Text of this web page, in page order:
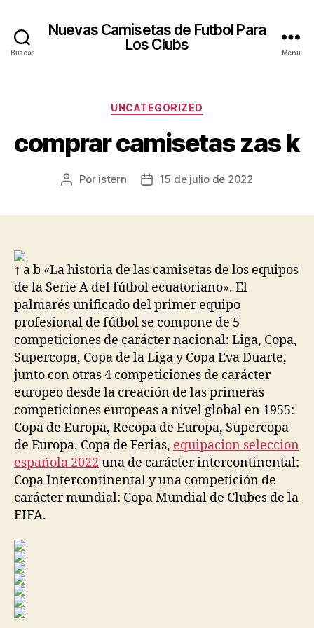
Buscar
Nuevas Camisetas de Futbol Para
Los Clubs
Menú
Categorías
UNCATEGORIZED
comprar camisetas zas k
Autor
Por istern
Fecha15 de julio de 2022
↑ a b «La historia de las camisetas de los equipos
de la Serie A del fútbol ecuatoriano». El
palmarés unificado del primer equipo
profesional de fútbol se compone de 5
competiciones de carácter nacional: Liga, Copa,
Supercopa, Copa de la Liga y Copa Eva Duarte,
junto con otras 4 competiciones de carácter
europeo desde la creación de las primeras
competiciones europeas a nivel global en 1955:
Copa de Europa, Recopa de Europa, Supercopa
de Europa, Copa de Ferias, equipacion seleccion
española 2022 una de carácter intercontinental:
Copa Intercontinental y una competición de
carácter mundial: Copa Mundial de Clubes de la
FIFA.